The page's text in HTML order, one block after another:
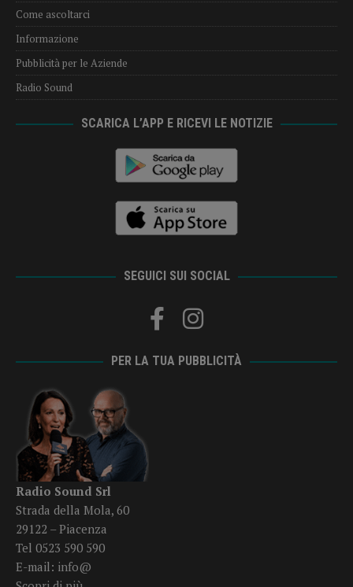
Come ascoltarci
Informazione
Pubblicità per le Aziende
Radio Sound
SCARICA L’APP E RICEVI LE NOTIZIE
SEGUICI SUI SOCIAL
PER LA TUA PUBBLICITÀ
Radio Sound Srl
Strada della Mola, 60
29122 – Piacenza
Tel 0523 590 590
E-mail: info@